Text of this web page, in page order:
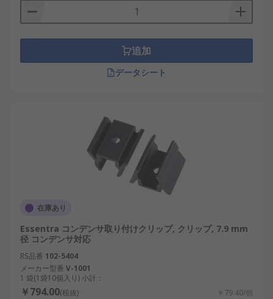
追加
データシート
在庫あり
Essentra コンデンサ取り付けクリップ, クリップ, 7.9 mm
径 コンデンサ対応
RS品番 102-5404
メーカー型番 V-1001
1 袋(1袋10個入り) 小計：
￥794.00(税抜) ￥79.40/個